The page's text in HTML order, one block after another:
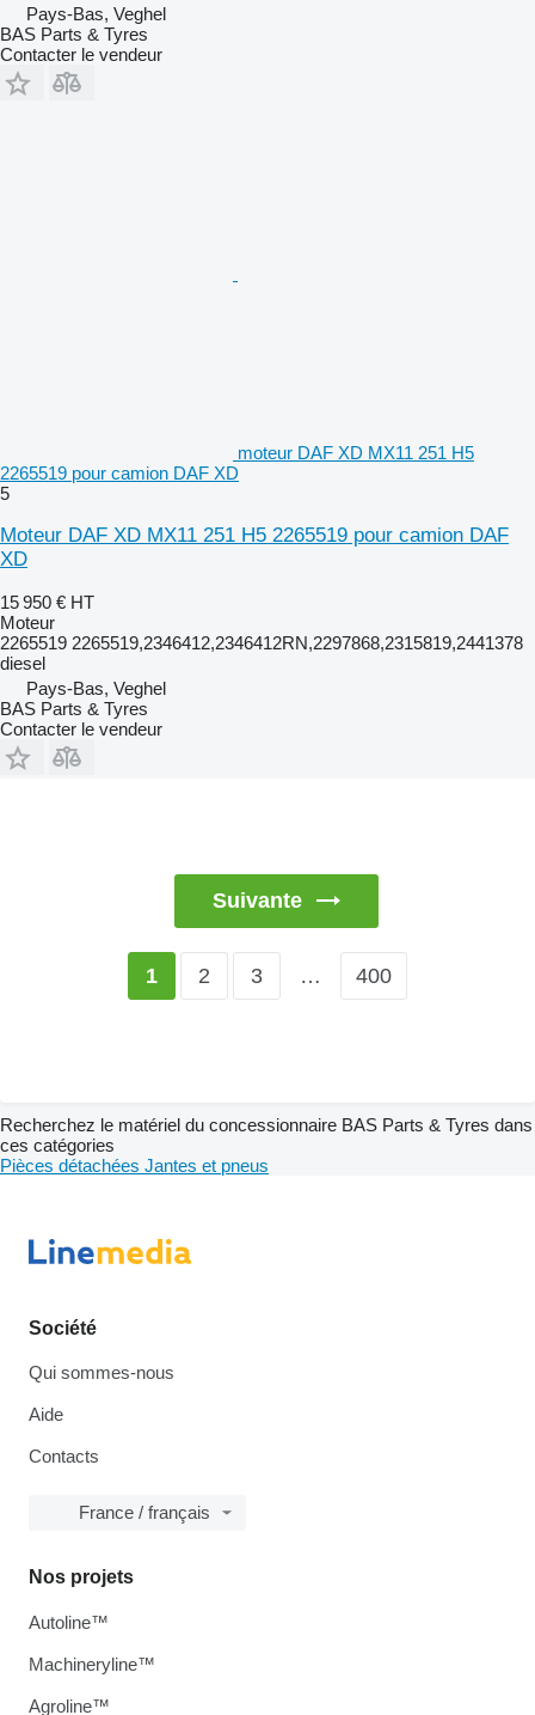
Pays-Bas, Veghel
BAS Parts & Tyres
Contacter le vendeur
moteur DAF XD MX11 251 H5
2265519 pour camion DAF XD
5
Moteur DAF XD MX11 251 H5 2265519 pour camion DAF
XD
15 950 € HT
Moteur
2265519 2265519,2346412,2346412RN,2297868,2315819,2441378
diesel
Pays-Bas, Veghel
BAS Parts & Tyres
Contacter le vendeur
Suivante
1 2 3 … 400
Recherchez le matériel du concessionnaire BAS Parts & Tyres dans
ces catégories
Pièces détachées Jantes et pneus
Société
Qui sommes-nous
Aide
Contacts
France / français
Nos projets
Autoline™
Machineryline™
Agroline™